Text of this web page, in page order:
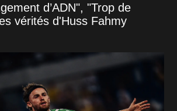
d’ADN", "Trop de
vérités d'Huss Fahmy